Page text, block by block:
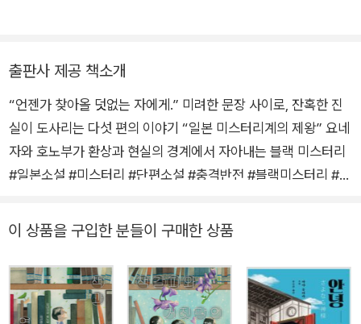
나오키상 후보에 올랐다. 또한 이 작품은 ‘이 미스터리가 대단하
다!’, ‘미스터리가 읽고 싶다’, ‘《주간분슌》 미스터리 베스트 10’ 일
본 부문 1위에 올라 사상 최초로 미스터리 3관왕을 달성했는데,
2015년에는 『왕과 서커스』로 이 년 연속 동일 부문 3관왕을 달
성해 작품성과 대중성을 고루 갖춘 미스터리 제왕임을 공고히 했
다’ 1위, ‘《주간분슌》 미스터리 베스트 10’ 2위를 비롯, 각종 미스
터리 랭킹에서 상위권을 차지했다. 2021년에는 『흑뢰성』으로 제
12회 야마다 후타로상을, 다음 해에는 제166회 나오키상을 수상
했다. 그 외의 작품으로 『보틀넥』, 『리커시블』, 『안녕 요정』, 『개
는 어디에』, 『덧없는 양들의 축연』, 『가연물』, 『요네자와야 책방
가 있다.
출판사 제공 책소개
“언젠가 찾아올 덧없는 자에게.” 미려한 문장 사이로, 잔혹한 진
실이 도사리는 다섯 편의 이야기 “일본 미스터리계의 제왕” 요네
자와 호노부가 환상과 현실의 경계에서 자아내는 블랙 미스터리
#일본소설 #미스터리 #단편소설 #충격반전 #블랙미스터리 #몽
터리 #기담 덧없는 꿈을 꾸는 아가씨들만의 독서회 ‘바벨의 모
다. 하지만 여름 독서 모임이 열리기 이틀 전, 바벨의 모임 회원인
단잔 후키코의 저택에서 참극이 일어난다. 이듬해도, 그다음 해에
도 같은 날 후키코의 친척이 살해당하고, 사 년째 되는 해에는 더
이 상품을 구입한 분들이 구매한 상품